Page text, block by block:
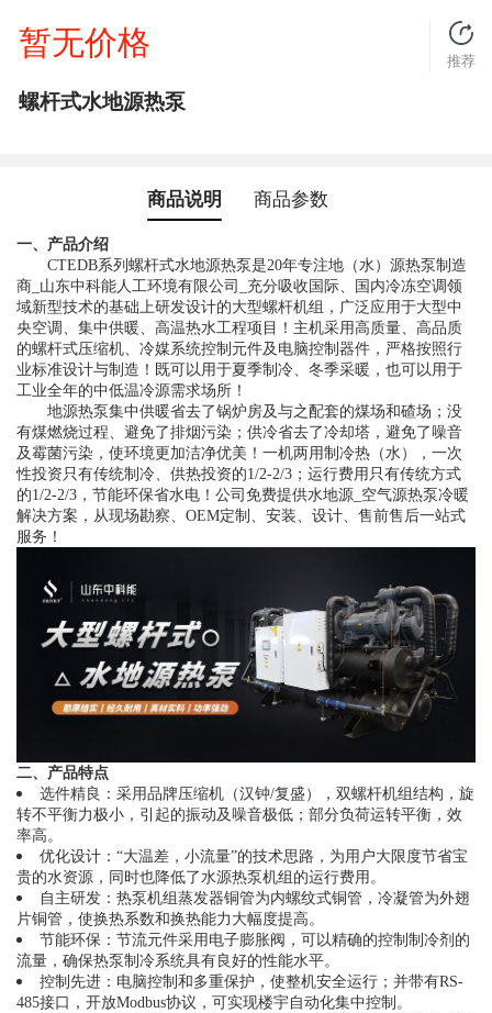
暂无价格
推荐
螺杆式水地源热泵
商品说明 商品参数
一、产品介绍
CTEDB系列螺杆式水地源热泵是20年专注地（水）源热泵制造
商_山东中科能人工环境有限公司_充分吸收国际、国内冷冻空调领
域新型技术的基础上研发设计的大型螺杆机组，广泛应用于大型中
央空调、集中供暖、高温热水工程项目！ 主机采用高质量、高品质
的螺杆式压缩机、冷媒系统控制元件及电脑控制器件，严格按照行
业标准设计与制造！既可以用于夏季制冷、冬季采暖，也可以用于
工业全年的中低温冷源需求场所！
地源热泵集中供暖省去了锅炉房及与之配套的煤场和碴场；没
有煤燃烧过程、避免了排烟污染；供冷省去了冷却塔，避免了噪音
及霉菌污染，使环境更加洁净优美！一机两用制冷热（水）
，一次
性投资只有传统制冷、供热投资的1/2-2/3；运行费用只有传统方式
的1/2-2/3，节能环保省水电！公司免费提供水地源_空气源热泵冷暖
解决方案，从现场勘察、OEM定制、安装、设计、售前售后一站式
服务！
二、产品特点
选件精良：采用品牌压缩机（汉钟/复盛），双螺杆机组结构，旋
转不平衡力极小，引起的振动及噪音极低；部分负荷运转平衡，效
率高。
优化设计：“大温差，小流量”的技术思路，为用户大限度节省宝
贵的水资源，同时也降低了水源热泵机组的运行费用。
自主研发：热泵机组蒸发器铜管为内螺纹式铜管，冷凝管为外翅
片铜管，使换热系数和换热能力大幅度提高。
节能环保：节流元件采用电子膨胀阀，可以精确的控制制冷剂的
流量，确保热泵制冷系统具有良好的性能水平。
控制先进：电脑控制和多重保护，使整机安全运行；并带有RS-
485接口，开放Modbus协议，可实现楼宇自动化集中控制。